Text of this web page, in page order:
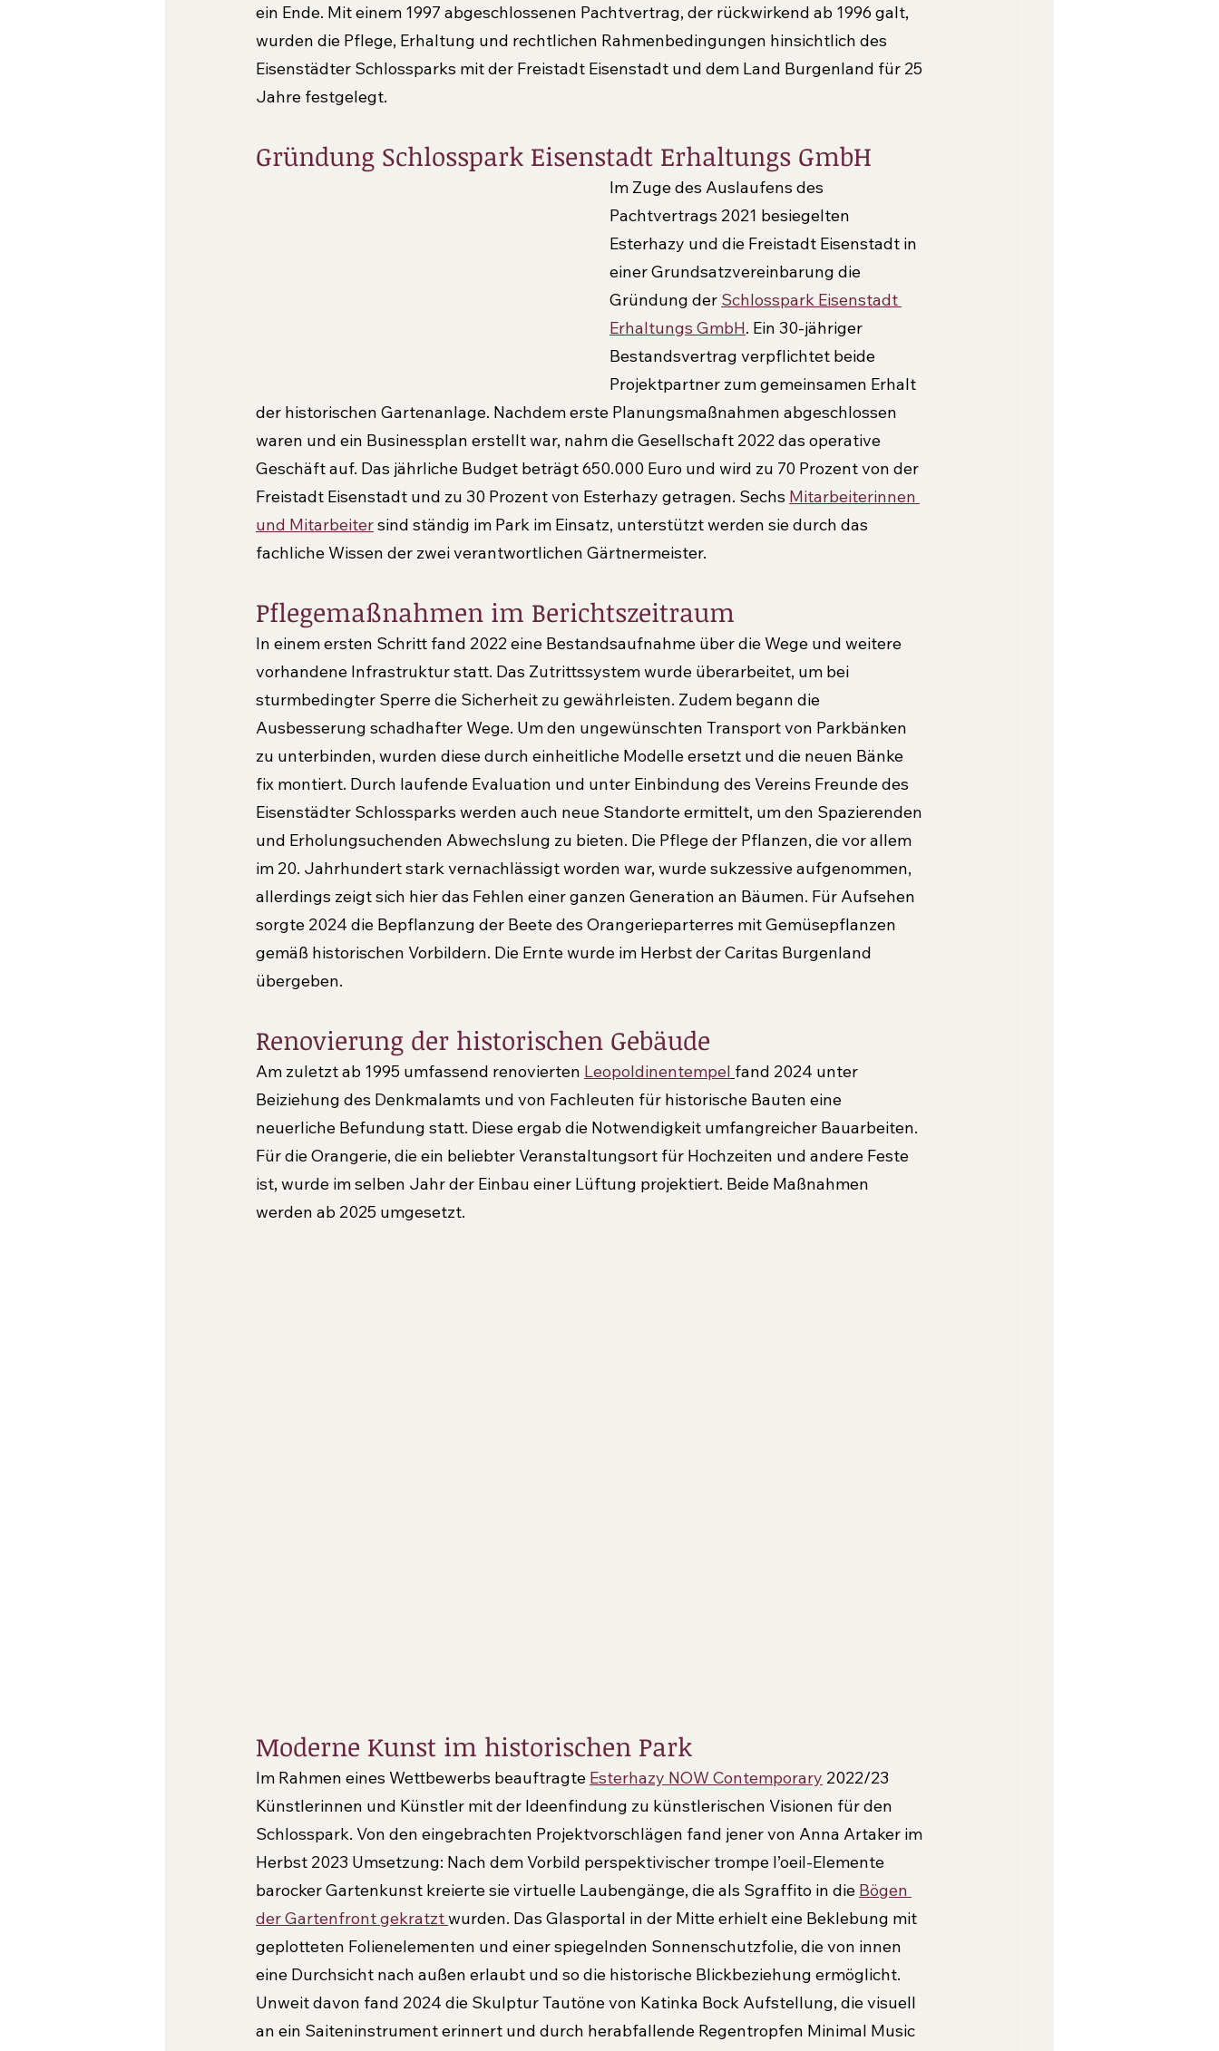
ein Ende. Mit einem 1997 abgeschlossenen Pachtvertrag, der rückwirkend ab 1996 galt,
wurden die Pflege, Erhaltung und rechtlichen Rahmenbedingungen hinsichtlich des
Eisenstädter Schlossparks mit der Freistadt Eisenstadt und dem Land Burgenland für 25
Jahre festgelegt.
Gründung Schlosspark Eisenstadt Erhaltungs GmbH
Im Zuge des Auslaufens des
Pachtvertrags 2021 besiegelten
Esterhazy und die Freistadt Eisenstadt in
einer Grundsatzvereinbarung die
Gründung der Schlosspark Eisenstadt
Erhaltungs GmbH. Ein 30-jähriger
Bestandsvertrag verpflichtet beide
Projektpartner zum gemeinsamen Erhalt
der historischen Gartenanlage. Nachdem erste Planungsmaßnahmen abgeschlossen
waren und ein Businessplan erstellt war, nahm die Gesellschaft 2022 das operative
Geschäft auf. Das jährliche Budget beträgt 650.000 Euro und wird zu 70 Prozent von der
Freistadt Eisenstadt und zu 30 Prozent von Esterhazy getragen. Sechs Mitarbeiterinnen
und Mitarbeiter sind ständig im Park im Einsatz, unterstützt werden sie durch das
fachliche Wissen der zwei verantwortlichen Gärtnermeister.
Pflegemaßnahmen im Berichtszeitraum
In einem ersten Schritt fand 2022 eine Bestandsaufnahme über die Wege und weitere
vorhandene Infrastruktur statt. Das Zutrittssystem wurde überarbeitet, um bei
sturmbedingter Sperre die Sicherheit zu gewährleisten. Zudem begann die
Ausbesserung schadhafter Wege. Um den ungewünschten Transport von Parkbänken
zu unterbinden, wurden diese durch einheitliche Modelle ersetzt und die neuen Bänke
fix montiert. Durch laufende Evaluation und unter Einbindung des Vereins Freunde des
Eisenstädter Schlossparks werden auch neue Standorte ermittelt, um den Spazierenden
und Erholungsuchenden Abwechslung zu bieten. Die Pflege der Pflanzen, die vor allem
im 20. Jahrhundert stark vernachlässigt worden war, wurde sukzessive aufgenommen,
allerdings zeigt sich hier das Fehlen einer ganzen Generation an Bäumen. Für Aufsehen
sorgte 2024 die Bepflanzung der Beete des Orangerieparterres mit Gemüsepflanzen
gemäß historischen Vorbildern. Die Ernte wurde im Herbst der Caritas Burgenland
übergeben.
Renovierung der historischen Gebäude
Am zuletzt ab 1995 umfassend renovierten Leopoldinentempel fand 2024 unter
Beiziehung des Denkmalamts und von Fachleuten für historische Bauten eine
neuerliche Befundung statt. Diese ergab die Notwendigkeit umfangreicher Bauarbeiten.
Für die Orangerie, die ein beliebter Veranstaltungsort für Hochzeiten und andere Feste
ist, wurde im selben Jahr der Einbau einer Lüftung projektiert. Beide Maßnahmen
werden ab 2025 umgesetzt.
Moderne Kunst im historischen Park
Im Rahmen eines Wettbewerbs beauftragte Esterhazy NOW Contemporary 2022/23
Künstlerinnen und Künstler mit der Ideenfindung zu künstlerischen Visionen für den
Schlosspark. Von den eingebrachten Projektvorschlägen fand jener von Anna Artaker im
Herbst 2023 Umsetzung: Nach dem Vorbild perspektivischer trompe l’oeil-Elemente
barocker Gartenkunst kreierte sie virtuelle Laubengänge, die als Sgraffito in die Bögen
der Gartenfront gekratzt wurden. Das Glasportal in der Mitte erhielt eine Beklebung mit
geplotteten Folienelementen und einer spiegelnden Sonnenschutzfolie, die von innen
eine Durchsicht nach außen erlaubt und so die historische Blickbeziehung ermöglicht.
Unweit davon fand 2024 die Skulptur Tautöne von Katinka Bock Aufstellung, die visuell
an ein Saiteninstrument erinnert und durch herabfallende Regentropfen Minimal Music